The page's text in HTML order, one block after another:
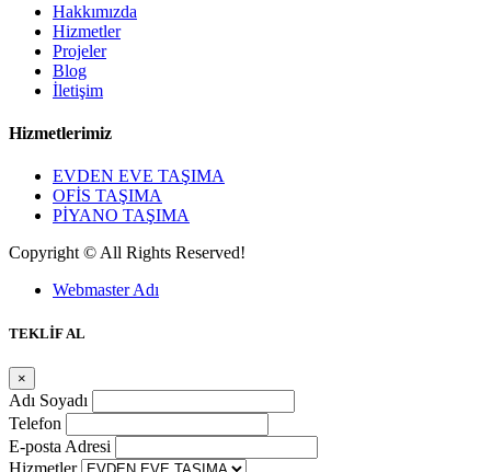
Hakkımızda
Hizmetler
Projeler
Blog
İletişim
Hizmetlerimiz
EVDEN EVE TAŞIMA
OFİS TAŞIMA
PİYANO TAŞIMA
Copyright © All Rights Reserved!
Webmaster Adı
TEKLİF AL
×
Adı Soyadı
Telefon
E-posta Adresi
Hizmetler